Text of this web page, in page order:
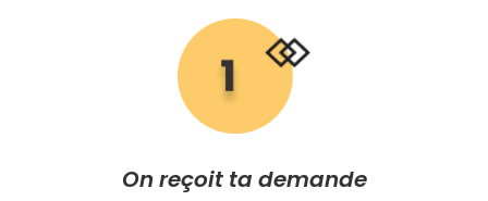
On reçoit ta demande